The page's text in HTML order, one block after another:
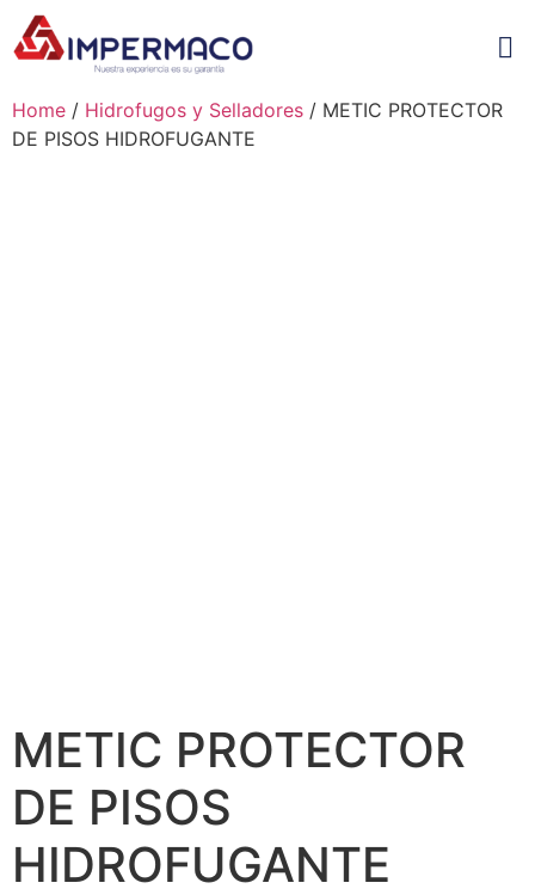
Home / Hidrofugos y Selladores / METIC PROTECTOR
DE PISOS HIDROFUGANTE
METIC PROTECTOR
DE PISOS
HIDROFUGANTE